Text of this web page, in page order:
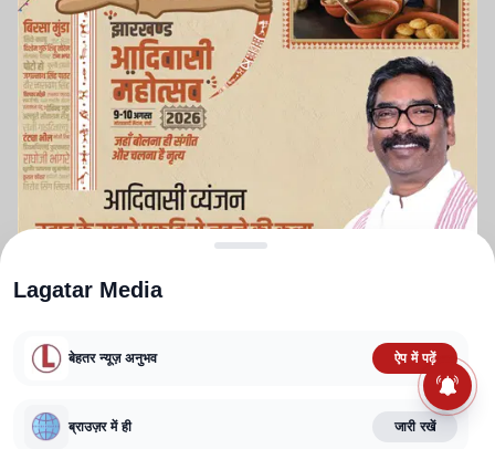
TERMS AND CONDITIONS
CORRECTIONS POLICY
FACT CHECKING POLICY
Lagatar Media
बेहतर न्यूज़ अनुभव ऐप में पढ़ें
ब्राउज़र में ही जारी रखें